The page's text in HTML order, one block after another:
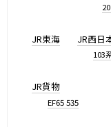
JR東海 JR西日
103
JR貨物
EF65 535